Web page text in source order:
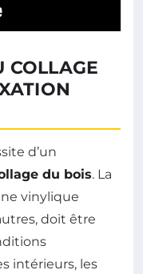
COLLAGE
d’un
du bois. La
vinylique
doit être
intérieurs, les